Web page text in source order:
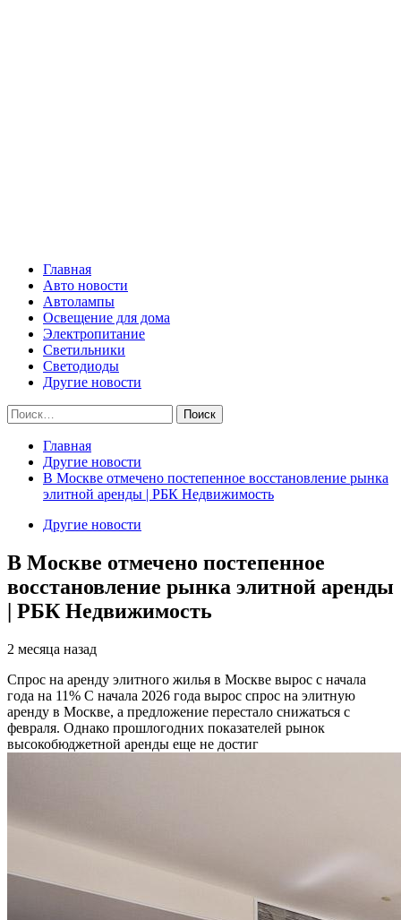
Главная
Авто новости
Автолампы
Освещение для дома
Электропитание
Светильники
Светодиоды
Другие новости
Найти:
Главная
Другие новости
В Москве отмечено постепенное восстановление рынка
элитной аренды | РБК Недвижимость
Другие новости
В Москве отмечено постепенное
восстановление рынка элитной аренды
| РБК Недвижимость
2 месяца назад
Спрос на аренду элитного жилья в Москве вырос с начала
года на 11% С начала 2026 года вырос спрос на элитную
аренду в Москве, а предложение перестало снижаться с
февраля. Однако прошлогодних показателей рынок
высокобюджетной аренды еще не достиг